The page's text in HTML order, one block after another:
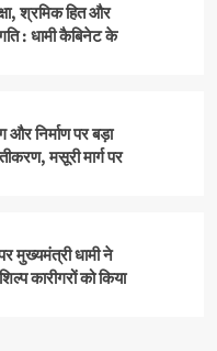
श्रमिक हित और
: धामी कैबिनेट के
और निर्माण पर बड़ा
मसूरी मार्ग पर
मुख्यमंत्री धामी ने
कारीगरों को किया